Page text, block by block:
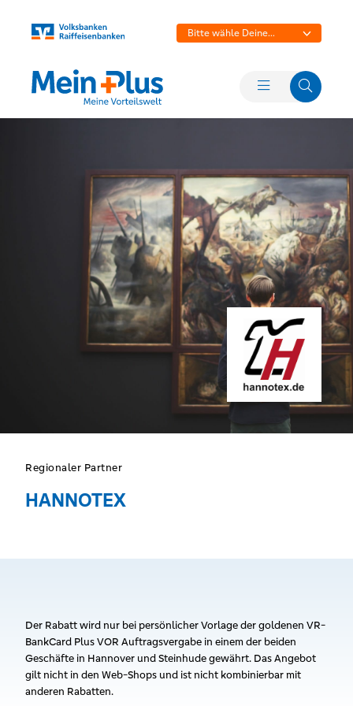
Bitte wähle Deine
Regionaler Partner
HANNOTEX
Der Rabatt wird nur bei persönlicher Vorlage der goldenen VR-
BankCard Plus VOR Auftragsvergabe in einem der beiden
Geschäfte in Hannover und Steinhude gewährt. Das Angebot
gilt nicht in den Web-Shops und ist nicht kombinierbar mit
anderen Rabatten.